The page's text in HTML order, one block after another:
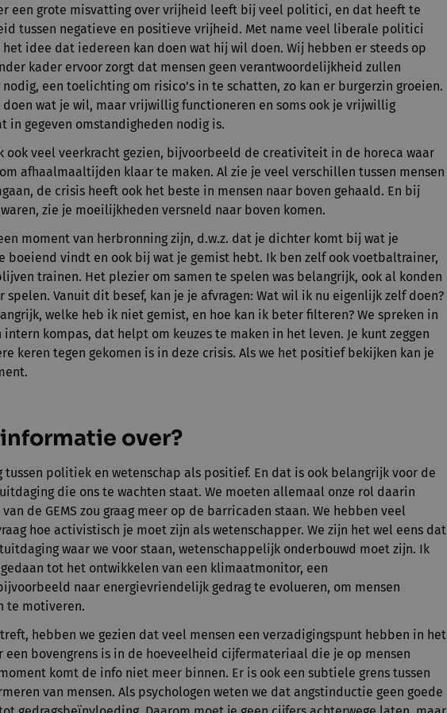
een grote misvatting over vrijheid leeft bij veel politici, en dat heeft te
tussen negatieve en positieve vrijheid. Met name veel liberale politici
idee dat iedereen kan doen wat hij wil doen. Wij hebben er steeds op
kader ervoor zorgt dat mensen geen verantwoordelijkheid zullen
een toelichting om risico’s in te schatten, zo kan er burgerzin groeien.
wat je wil, maar vrijwillig functioneren en soms ook je vrijwillig
in gegeven omstandigheden nodig is.
ook veel veerkracht gezien, bijvoorbeeld de creativiteit in de horeca waar
afhaalmaaltijden klaar te maken. Al zie je veel verschillen tussen mensen
de crisis heeft ook het beste in mensen naar boven gehaald. En bij
zie je moeilijkheden versneld naar boven komen.
moment van herbronning zijn, d.w.z. dat je dichter komt bij wat je
boeiend vindt en ook bij wat je gemist hebt. Ik ben zelf ook voetbaltrainer,
trainen. Het plezier om samen te spelen was belangrijk, ook al konden
spelen. Vanuit dit besef, kan je je afvragen: Wat wil ik nu eigenlijk zelf doen?
welke heb ik niet gemist, en hoe kan ik beter filteren? We spreken in
kompas, dat helpt om keuzes te maken in het leven. Je kunt zeggen
keren tegen gekomen is in deze crisis. Als we het positief bekijken kan je
over?
tussen politiek en wetenschap als positief. En dat is ook belangrijk voor de
die ons te wachten staat. We moeten allemaal onze rol daarin
de GEMS zou graag meer op de barricaden staan. We hebben veel
hoe activistisch je moet zijn als wetenschapper. We zijn het wel eens dat
waar we voor staan, wetenschappelijk onderbouwd moet zijn. Ik
tot het ontwikkelen van een klimaatmonitor, een
naar energievriendelijk gedrag te evolueren, om mensen
te motiveren.
hebben we gezien dat veel mensen een verzadigingspunt hebben in het
een bovengrens is in de hoeveelheid cijfermateriaal die je op mensen
komt de info niet meer binnen. Er is ook een subtiele grens tussen
van mensen. Als psychologen weten we dat angstinductie geen goede